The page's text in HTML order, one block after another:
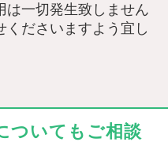
は一切発生致しません
ださいますよう宜し
ついてもご相談